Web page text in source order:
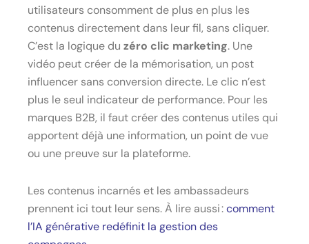
utilisateurs consomment de plus en plus les
contenus directement dans leur fil, sans cliquer.
C’est la logique du zéro clic marketing. Une
vidéo peut créer de la mémorisation, un post
influencer sans conversion directe. Le clic n’est
plus le seul indicateur de performance. Pour les
marques B2B, il faut créer des contenus utiles qui
apportent déjà une information, un point de vue
ou une preuve sur la plateforme.
Les contenus incarnés et les ambassadeurs
prennent ici tout leur sens. À lire aussi :comment
l’IA générative redéfinit la gestion des